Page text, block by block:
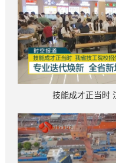
技能成才正当时